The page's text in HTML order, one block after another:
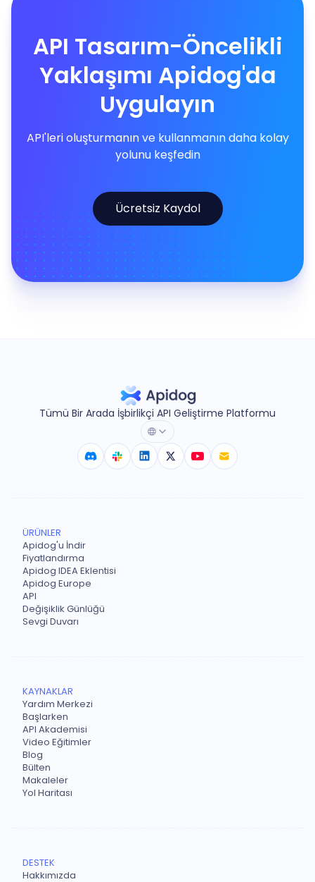
API Tasarım-Öncelikli
Yaklaşımı Apidog'da
Uygulayın
API'leri oluşturmanın ve kullanmanın daha kolay
yolunu keşfedin
Ücretsiz Kaydol
Tümü Bir Arada İşbirlikçi API Geliştirme Platformu
ÜRÜNLER
Apidog'u İndir
Fiyatlandırma
Apidog IDEA Eklentisi
Apidog Europe
API
Değişiklik Günlüğü
Sevgi Duvarı
KAYNAKLAR
Yardım Merkezi
Başlarken
API Akademisi
Video Eğitimler
Blog
Bülten
Makaleler
Yol Haritası
DESTEK
Hakkımızda